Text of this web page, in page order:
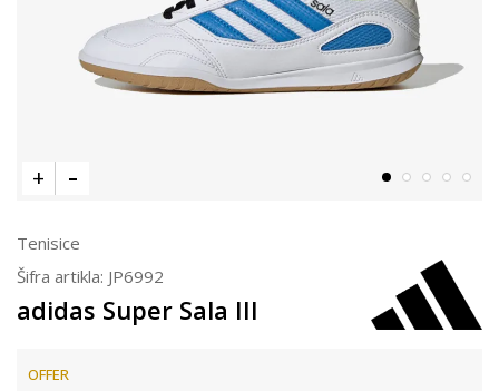
Tenisice
Šifra artikla: JP6992
adidas Super Sala III
OFFER